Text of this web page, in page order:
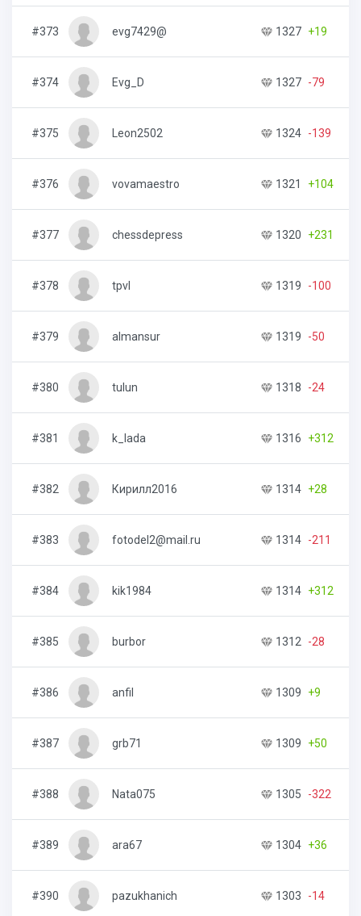
#373 evg7429@ 1327 +19
#374 Evg_D 1327 -79
#375 Leon2502 1324 -139
#376 vovamaestro 1321 +104
#377 chessdepress 1320 +231
#378 tpvl 1319 -100
#379 almansur 1319 -50
#380 tulun 1318 -24
#381 k_lada 1316 +312
#382 Кирилл2016 1314 +28
#383 fotodel2@mail.ru 1314 -211
#384 kik1984 1314 +312
#385 burbor 1312 -28
#386 anfil 1309 +9
#387 grb71 1309 +50
#388 Nata075 1305 -322
#389 ara67 1304 +36
#390 pazukhanich 1303 -14